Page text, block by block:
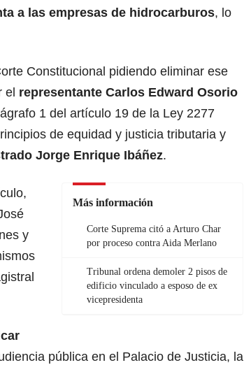
a las empresas de hidrocarburos, lo
Constitucional pidiendo eliminar ese
el representante Carlos Edward Osorio
1 del artículo 19 de la Ley 2277
de equidad y justicia tributaria y
Jorge Enrique Ibáñez.
Más información
Corte Suprema citó a Arturo Char
por proceso contra Aida Merlano
Tribunal ordena demoler 2 pisos de
edificio vinculado a esposo de ex
vicepresidenta
y
pública en el Palacio de Justicia, la